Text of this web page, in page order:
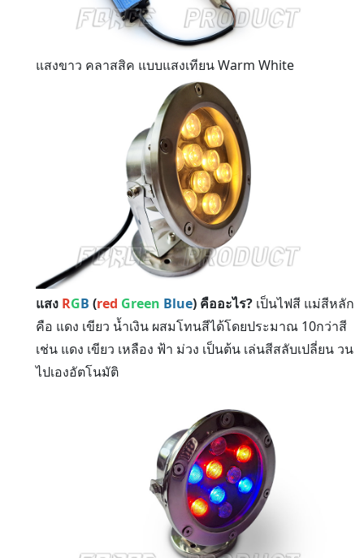
แสงขาว คลาสสิค แบบแสงเทียน Warm White
แสง RGB (red Green Blue) คืออะไร? เป็นไฟสี แม่สีหลัก
คือ แดง เขียว น้ำเงิน ผสมโทนสีได้โดยประมาณ 10กว่าสี
เช่น แดง เขียว เหลือง ฟ้า ม่วง เป็นต้น เล่นสีสลับเปลี่ยน วน
ไปเองอัตโนมัติ